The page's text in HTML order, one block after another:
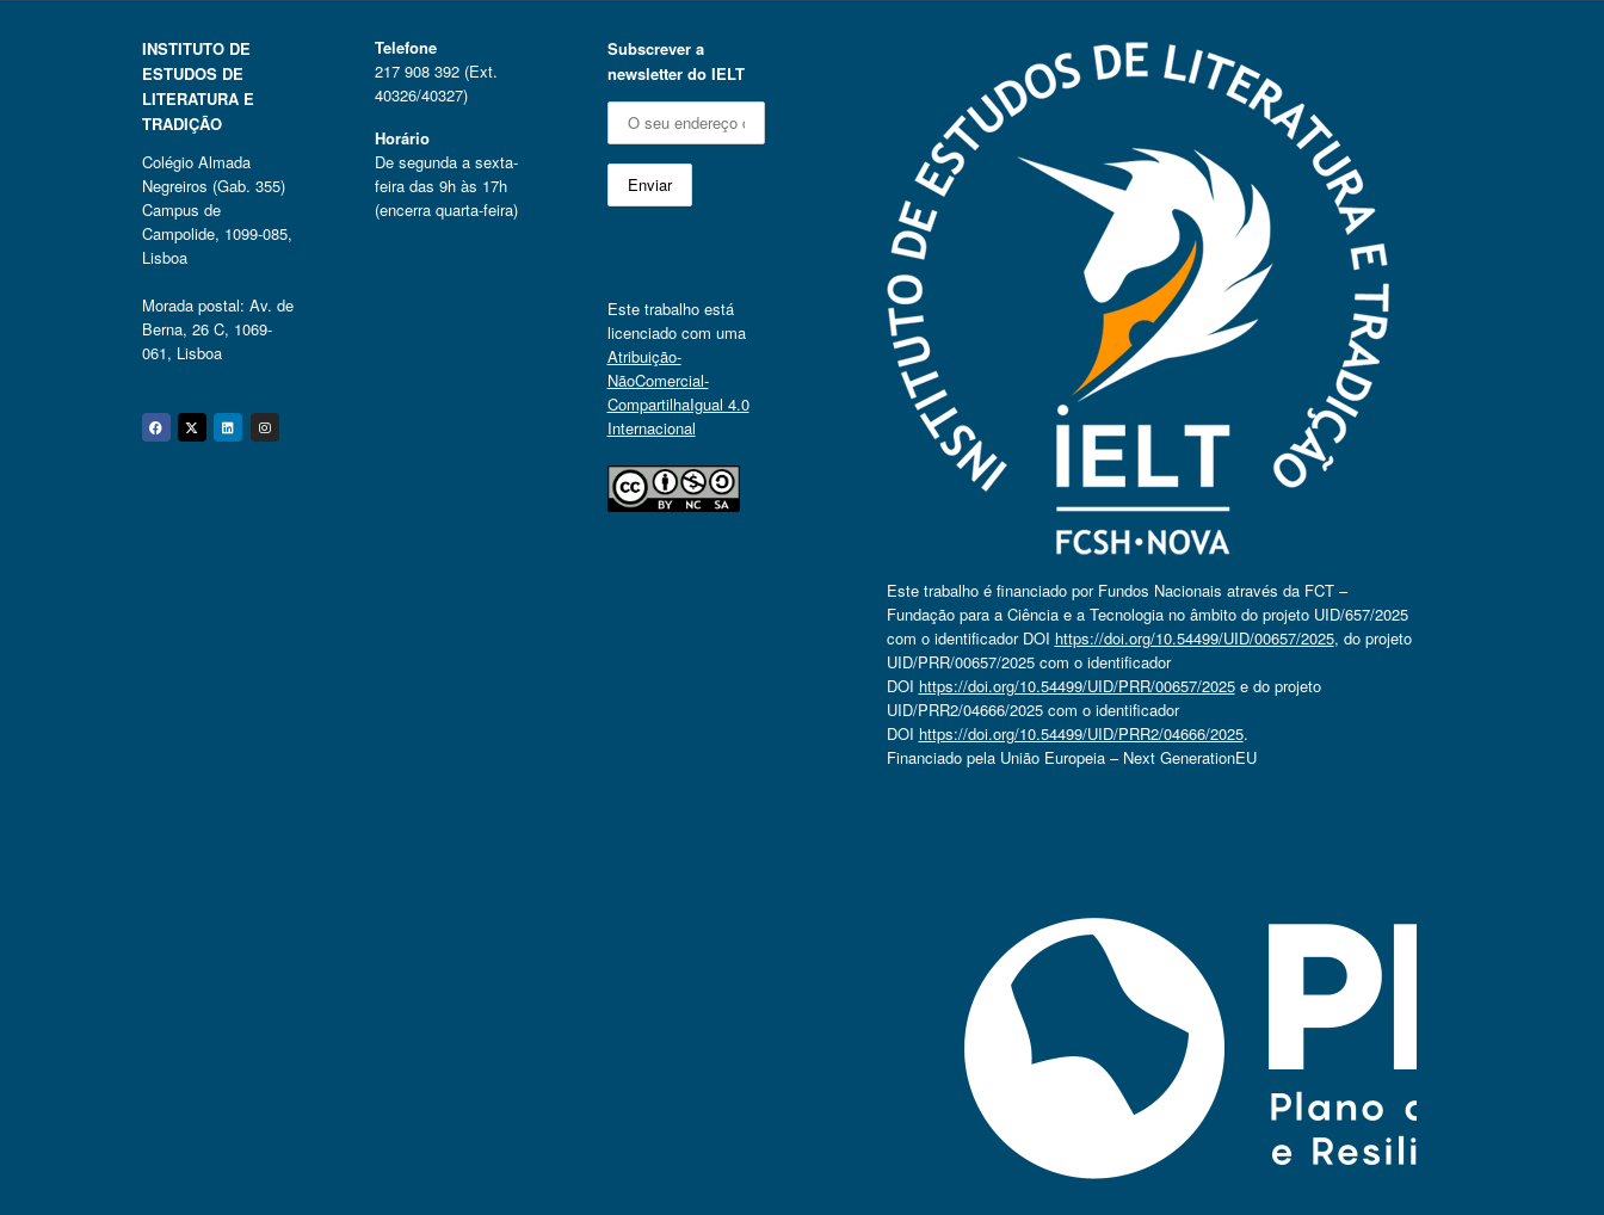
INSTITUTO DE
ESTUDOS DE
LITERATURA E
TRADIÇÃO
Colégio Almada
Negreiros (Gab. 355)
Campus de
Campolide, 1099-085,
Lisboa
Morada postal: Av. de
Berna, 26 C, 1069-
061, Lisboa
Facebook
Twitter
Linkedin
Instagram
Telefone
217 908 392 (Ext.
40326/40327)
Horário
De segunda a sexta-
feira das 9h às 17h
(encerra quarta-feira)
Subscrever a
newsletter do IELT
Este trabalho está
licenciado com uma
Atribuição-
NãoComercial-
CompartilhaIgual 4.0
Internacional
Este trabalho é financiado por Fundos Nacionais através da FCT –
Fundação para a Ciência e a Tecnologia no âmbito do projeto UID/657/2025
com o identificador DOI https://doi.org/10.54499/UID/00657/2025, do projeto
UID/PRR/00657/2025 com o identificador
DOI https://doi.org/10.54499/UID/PRR/00657/2025e do projeto
UID/PRR2/04666/2025 com o identificador
DOI https://doi.org/10.54499/UID/PRR2/04666/2025.
Financiado pela União Europeia – Next GenerationEU